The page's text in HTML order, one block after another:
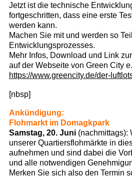
Jetzt ist die technische
fortgeschritten, dass eine erste
werden kann.
Machen Sie mit und werden so
Entwicklungsprozesses.
Mehr Infos, Download und Link
auf der Webseite von Green City
https://www.greencity.de/der-
[nbsp]
Ankündigung:
Flohmarkt im Domagkpark
Samstag, 20. Juni(nachmittags):
unserer Quartiersflohmärkte in
aufnehmen und sind dabei die
und alle notwendigen
Merken Sie sich also den Termin